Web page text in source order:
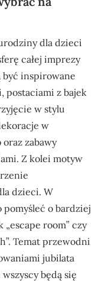
dla dzieci
całej imprezy
być inspirowane
postaciami z bajek
w stylu
w
zabawy
Z kolei motyw
dzieci. W
o bardziej
room” czy
Temat przewodni
jubilata
będą się